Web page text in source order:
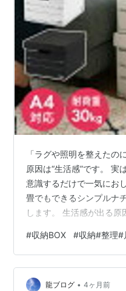
「ラグや照明を整えた
原因は“生活感”です。 実
意識するだけで一気にお
畳でもできるシンプルナ
します。 生活感が出る原
イント「部屋＝色数を減
に垢抜ける 収納ボックス
ベージュ・アイボリー）
使ってもおしゃれで使い
#収納BOX #収納#整理#
龍ブログ • 4ヶ月前